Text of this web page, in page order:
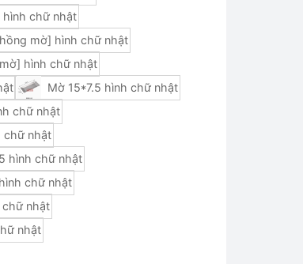
hình chữ nhật
mờ] hình chữ nhật
hình chữ nhật
Mờ 15*7.5 hình chữ nhật
chữ nhật
chữ nhật
hình chữ nhật
chữ nhật
chữ nhật
nhật